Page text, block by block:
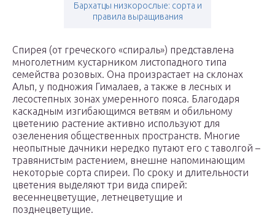
Бархатцы низкорослые: сорта и
правила выращивания
Спирея (от греческого «спираль») представлена
многолетним кустарником листопадного типа
семейства розовых. Она произрастает на склонах
Альп, у подножия Гималаев, а также в лесных и
лесостепных зонах умеренного пояса. Благодаря
каскадным изгибающимся ветвям и обильному
цветению растение активно используют для
озеленения общественных пространств. Многие
неопытные дачники нередко путают его с таволгой –
травянистым растением, внешне напоминающим
некоторые сорта спиреи. По сроку и длительности
цветения выделяют три вида спирей:
весеннецветущие, летнецветущие и
позднецветущие.